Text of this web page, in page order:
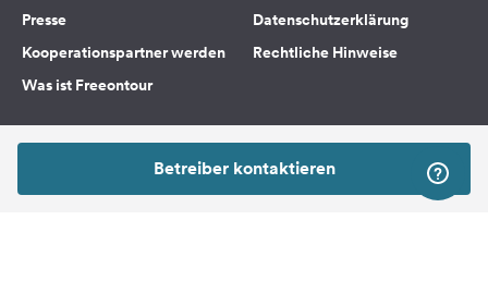
Betreiber kontaktieren
Presse
Kooperationspartner werden
Was ist Freeontour
Datenschutzerklärung
Rechtliche Hinweise
FREEONTOUR APPS